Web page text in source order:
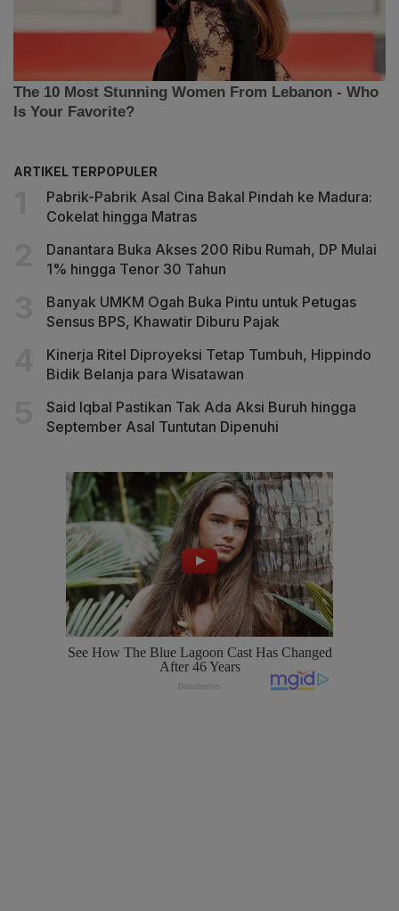
ARTIKEL TERPOPULER
Pabrik-Pabrik Asal Cina Bakal Pindah ke Madura:
Cokelat hingga Matras
Danantara Buka Akses 200 Ribu Rumah, DP Mulai
1% hingga Tenor 30 Tahun
Banyak UMKM Ogah Buka Pintu untuk Petugas
Sensus BPS, Khawatir Diburu Pajak
Kinerja Ritel Diproyeksi Tetap Tumbuh, Hippindo
Bidik Belanja para Wisatawan
Said Iqbal Pastikan Tak Ada Aksi Buruh hingga
September Asal Tuntutan Dipenuhi